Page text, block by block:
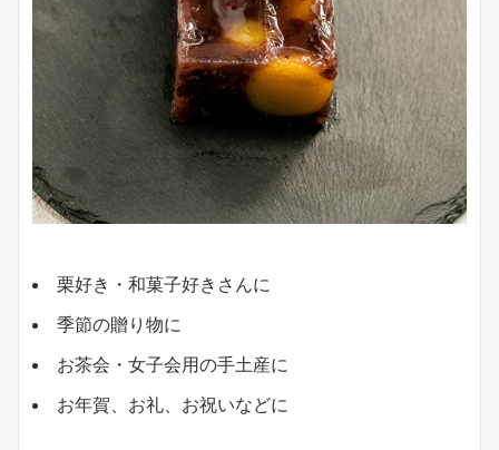
栗好き・和菓子好きさんに
季節の贈り物に
お茶会・女子会用の手土産に
お年賀、お礼、お祝いなどに